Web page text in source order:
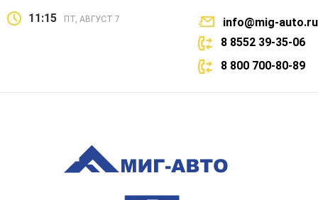
11:15 ПТ, АВГУСТ 7
info@mig-auto.ru
8 8552 39-35-06
8 800 700-80-89